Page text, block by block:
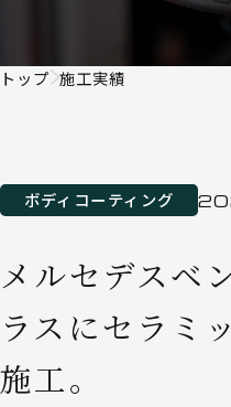
トップ 施工実績
ボディコーティング
メルセデスベ
ラスにセラミ
施工。